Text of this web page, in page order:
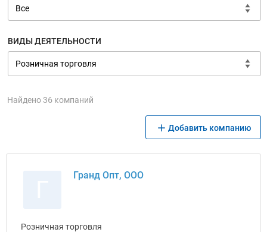
ВИДЫ ДЕЯТЕЛЬНОСТИ
Найдено 36 компаний
Добавить компанию
Гранд Опт, ООО
Розничная торговля